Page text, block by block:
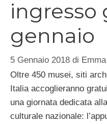
ingresso
gennaio
5 Gennaio 2018 di Emma
Oltre 450 musei, siti
Italia accoglieranno
una giornata dedicata
culturale nazionale: